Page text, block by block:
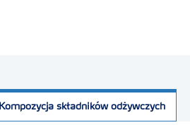
Kompozycja składników odżywczych